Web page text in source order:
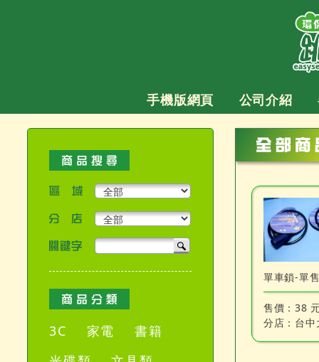
手機版網頁 公司介紹
區域
分店
關鍵字 產品搜尋
3C 家電
書籍
單車鎖-單
售價：38
分店： 台中